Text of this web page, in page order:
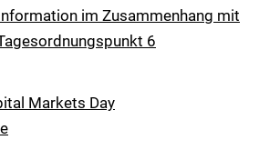
im Zusammenhang mit
6
Markets Day